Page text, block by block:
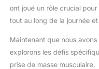
ont joué un rôle crucial
tout au long de la journée
Maintenant que nous avons
explorons les défis
prise de masse musculaire.